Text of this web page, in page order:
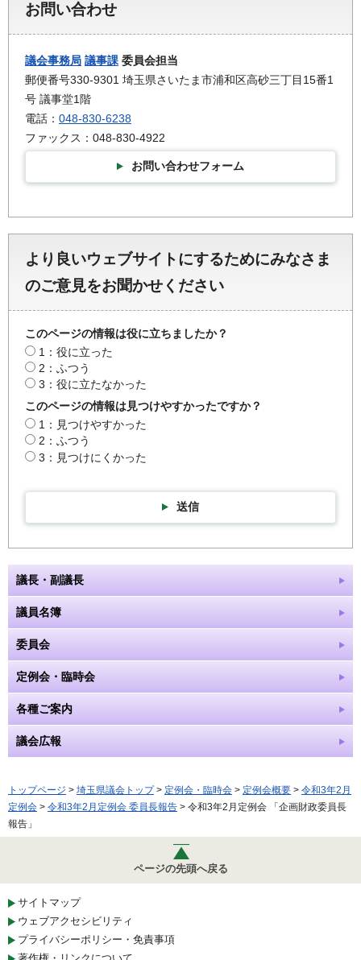
お問い合わせ
議会事務局 議事課 委員会担当
郵便番号330-9301 埼玉県さいたま市浦和区高砂三丁目15番1
号 議事堂1階
電話： 048-830-6238
ファックス：048-830-4922
お問い合わせフォーム
より良いウェブサイトにするためにみなさま
のご意見をお聞かせください
このページの情報は役に立ちましたか？
1：役に立った
2：ふつう
3：役に立たなかった
このページの情報は見つけやすかったですか？
1：見つけやすかった
2：ふつう
3：見つけにくかった
送信
議長・副議長
議員名簿
委員会
定例会・臨時会
各種ご案内
議会広報
トップページ > 埼玉県議会トップ> 定例会・臨時会 > 定例会概要 > 令和3年2月
定例会 > 令和3年2月定例会 委員長報告 > 令和3年2月定例会 「企画財政委員長
報告」
ページの先頭へ戻る
サイトマップ
ウェブアクセシビリティ
プライバシーポリシー・免責事項